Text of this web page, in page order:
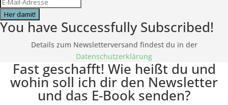
Her damit!
You have Successfully Subscribed!
Details zum Newsletterversand findest du in der
Datenschutzerklärung
Fast geschafft! Wie heißt du und
wohin soll ich dir den Newsletter
und das E-Book senden?